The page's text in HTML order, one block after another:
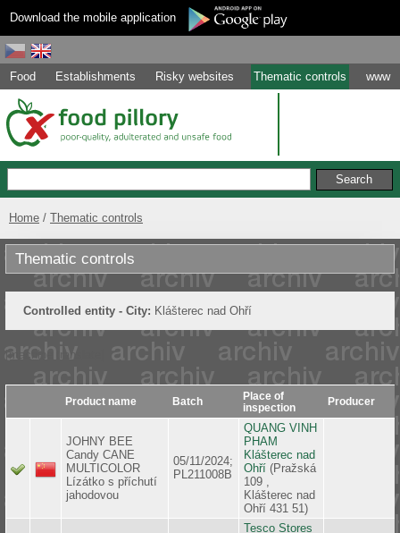
Download the mobile application
Food Establishments Risky websites Thematic controls www
Home Thematic controls
Thematic controls
Controlled entity - City: Klášterec nad Ohří
[machine translate]
Product name Batch
Place of
inspection
Producer
JOHNY BEE
Candy CANE
MULTICOLOR
Lízátko s příchutí
jahodovou
05/11/2024;
PL211008B
QUANG VINH
PHAM
Klášterec nad
Ohří (Pražská
109 ,
Klášterec nad
Ohří 431 51)
Tesco Stores